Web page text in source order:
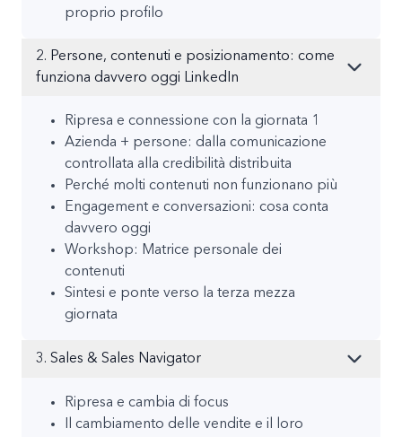
proprio profilo
2. Persone, contenuti e posizionamento: come
funziona davvero oggi LinkedIn
Ripresa e connessione con la giornata 1
Azienda + persone: dalla comunicazione
controllata alla credibilità distribuita
Perché molti contenuti non funzionano più
Engagement e conversazioni: cosa conta
davvero oggi
Workshop: Matrice personale dei
contenuti
Sintesi e ponte verso la terza mezza
giornata
3. Sales & Sales Navigator
Ripresa e cambia di focus
Il cambiamento delle vendite e il loro